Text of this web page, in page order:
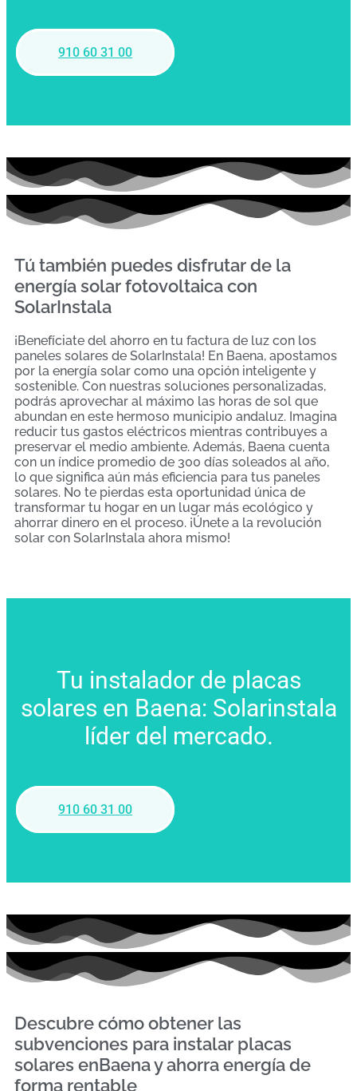
910 60 31 00
Tú también puedes disfrutar de la
energía solar fotovoltaica con
SolarInstala
¡Benefíciate del ahorro en tu factura de luz con los
paneles solares de SolarInstala! En Baena, apostamos
por la energía solar como una opción inteligente y
sostenible. Con nuestras soluciones personalizadas,
podrás aprovechar al máximo las horas de sol que
abundan en este hermoso municipio andaluz. Imagina
reducir tus gastos eléctricos mientras contribuyes a
preservar el medio ambiente. Además, Baena cuenta
con un índice promedio de 300 días soleados al año,
lo que significa aún más eficiencia para tus paneles
solares. No te pierdas esta oportunidad única de
transformar tu hogar en un lugar más ecológico y
ahorrar dinero en el proceso. ¡Únete a la revolución
solar con SolarInstala ahora mismo!
Tu instalador de placas
solares en Baena: Solarinstala
líder del mercado.
910 60 31 00
Descubre cómo obtener las
subvenciones para instalar placas
solares enBaena y ahorra energía de
forma rentable